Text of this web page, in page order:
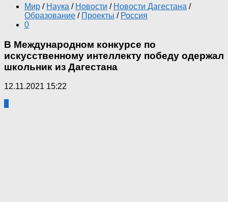
Мир / Наука / Новости / Новости Дагестана /
Образование / Проекты / Россия
0
В Международном конкурсе по
искусственному интеллекту победу одержал
школьник из Дагестана
12.11.2021 15:22